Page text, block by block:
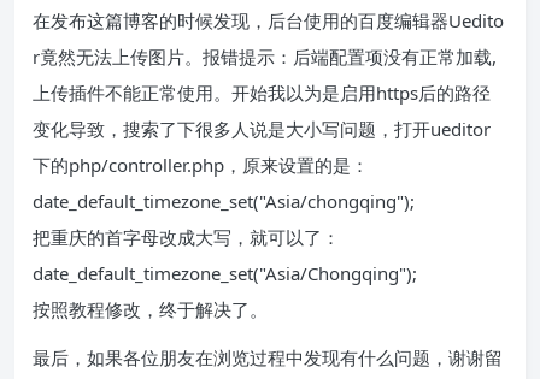
在发布这篇博客的时候发现，后台使用的百度编辑器Uedito
r竟然无法上传图片。报错提示：后端配置项没有正常加载,
上传插件不能正常使用。开始我以为是启用https后的路径
变化导致，搜索了下很多人说是大小写问题，打开ueditor
下的php/controller.php，原来设置的是：
date_default_timezone_set("Asia/chongqing");
把重庆的首字母改成大写，就可以了：
date_default_timezone_set("Asia/Chongqing");
按照教程修改，终于解决了。
最后，如果各位朋友在浏览过程中发现有什么问题，谢谢留